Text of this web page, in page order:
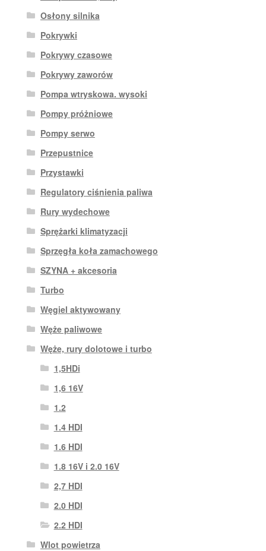
Osłony silnika
Pokrywki
Pokrywy czasowe
Pokrywy zaworów
Pompa wtryskowa. wysoki
Pompy próżniowe
Pompy serwo
Przepustnice
Przystawki
Regulatory ciśnienia paliwa
Rury wydechowe
Sprężarki klimatyzacji
Sprzęgła koła zamachowego
SZYNA + akcesoria
Turbo
Węgiel aktywowany
Węże paliwowe
Węże, rury dolotowe i turbo
1,5HDi
1,6 16V
1.2
1.4 HDI
1.6 HDI
1.8 16V i 2.0 16V
2,7 HDI
2.0 HDI
2.2 HDI
Wlot powietrza